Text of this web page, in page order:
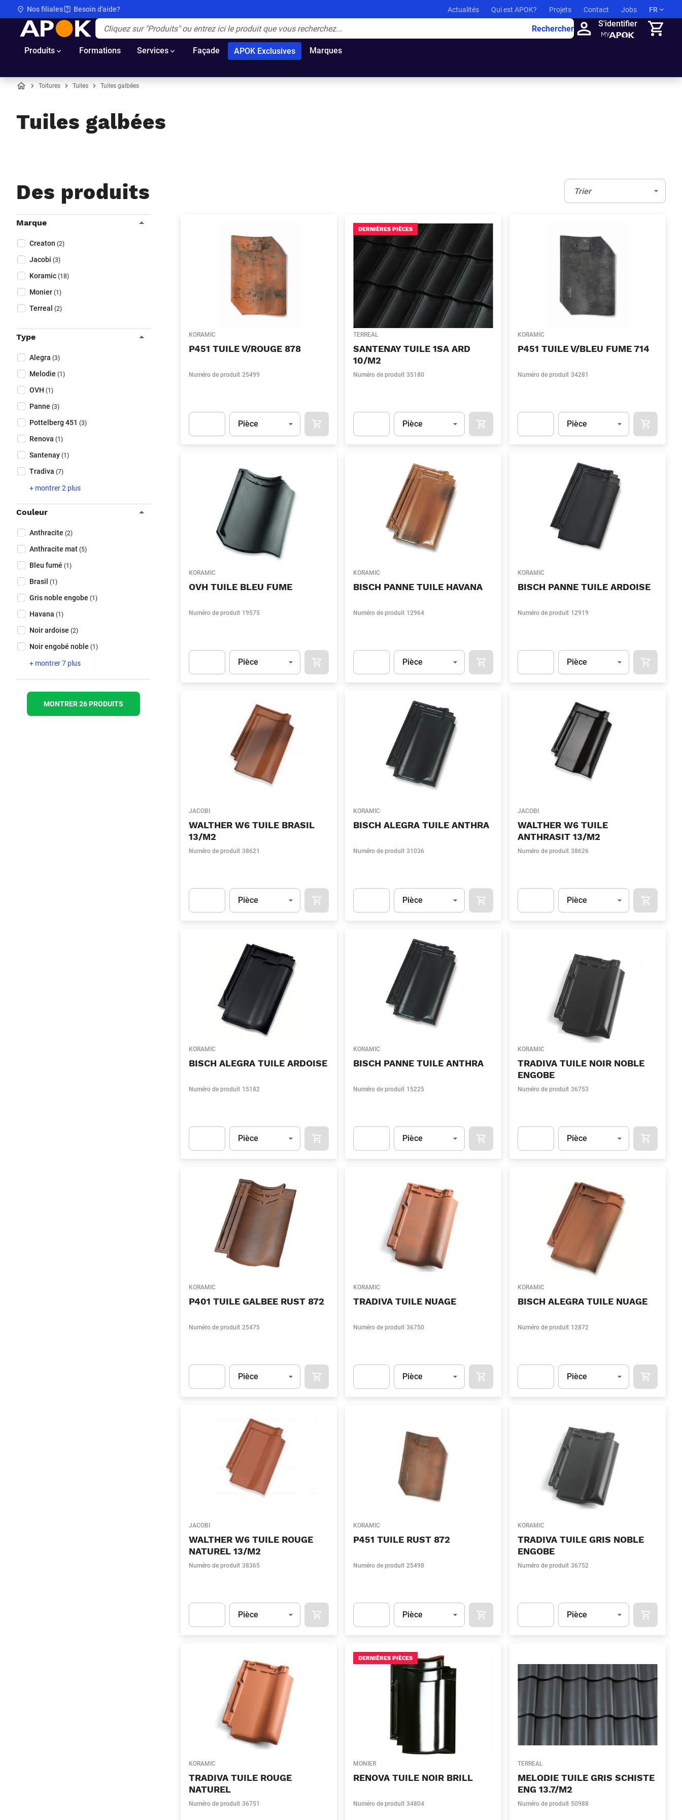
Nos filiales Besoin d'aide? Actualités Qui est APOK? Projets Contact Jobs FR
APOK Rechercher
S'identifier
Produits Formations Services Façade APOK Exclusives Marques
Toitures Tuiles Tuiles galbées
Tuiles galbées
Des produits Trier:
Trier
Filtres
Fermer filtres
Marque
Marque (Optionnel)
Creaton (2)
Jacobi (3)
Koramic (18)
Monier (1)
Terreal (2)
Type
Type (Optionnel)
Alegra (3)
Melodie (1)
OVH (1)
Panne (3)
Pottelberg 451 (3)
Renova (1)
Santenay (1)
Tradiva (7)
+ montrer 2 plus
Couleur
Couleur (Optionnel)
Anthracite (2)
Anthracite mat (5)
Bleu fumé (1)
Brasil (1)
Gris noble engobe (1)
Havana (1)
Noir ardoise (2)
Noir engobé noble (1)
+ montrer 7 plus
MONTRER 26 PRODUITS
KORAMIC
P451 TUILE V/ROUGE 878
Numéro de produit 25499
Unité
Pièce APOK.CATEGORY.PRODUCTS.CART.ADDTOCART
DERNIÈRES PIÈCES
TERREAL
SANTENAY TUILE 1SA ARD
10/M2
Numéro de produit 35180
Unité
Pièce APOK.CATEGORY.PRODUCTS.CART.ADDTOCART
KORAMIC
P451 TUILE V/BLEU FUME 714
Numéro de produit 34281
Unité
Pièce
KORAMIC
OVH TUILE BLEU FUME
Numéro de produit 19575
Unité
Pièce APOK.CATEGORY.PRODUCTS.CART.ADDTOCART
KORAMIC
BISCH PANNE TUILE HAVANA
Numéro de produit 12964
Unité
Pièce APOK.CATEGORY.PRODUCTS.CART.ADDTOCART
KORAMIC
BISCH PANNE TUILE ARDOISE
Numéro de produit 12919
Unité
Pièce
JACOBI
WALTHER W6 TUILE BRASIL
13/M2
Numéro de produit 38621
Unité
Pièce APOK.CATEGORY.PRODUCTS.CART.ADDTOCART
KORAMIC
BISCH ALEGRA TUILE ANTHRA
Numéro de produit 31036
Unité
Pièce APOK.CATEGORY.PRODUCTS.CART.ADDTOCART
JACOBI
WALTHER W6 TUILE
ANTHRASIT 13/M2
Numéro de produit 38626
Unité
Pièce
KORAMIC
BISCH ALEGRA TUILE ARDOISE
Numéro de produit 15182
Unité
Pièce APOK.CATEGORY.PRODUCTS.CART.ADDTOCART
KORAMIC
BISCH PANNE TUILE ANTHRA
Numéro de produit 15225
Unité
Pièce APOK.CATEGORY.PRODUCTS.CART.ADDTOCART
KORAMIC
TRADIVA TUILE NOIR NOBLE
ENGOBE
Numéro de produit 36753
Unité
Pièce
KORAMIC
P401 TUILE GALBEE RUST 872
Numéro de produit 25475
Unité
Pièce APOK.CATEGORY.PRODUCTS.CART.ADDTOCART
KORAMIC
TRADIVA TUILE NUAGE
Numéro de produit 36750
Unité
Pièce APOK.CATEGORY.PRODUCTS.CART.ADDTOCART
KORAMIC
BISCH ALEGRA TUILE NUAGE
Numéro de produit 12872
Unité
Pièce
JACOBI
WALTHER W6 TUILE ROUGE
NATUREL 13/M2
Numéro de produit 38365
Unité
Pièce APOK.CATEGORY.PRODUCTS.CART.ADDTOCART
KORAMIC
P451 TUILE RUST 872
Numéro de produit 25498
Unité
Pièce APOK.CATEGORY.PRODUCTS.CART.ADDTOCART
KORAMIC
TRADIVA TUILE GRIS NOBLE
ENGOBE
Numéro de produit 36752
Unité
Pièce
KORAMIC
TRADIVA TUILE ROUGE
NATUREL
Numéro de produit 36751
DERNIÈRES PIÈCES
MONIER
RENOVA TUILE NOIR BRILL
Numéro de produit 34804
TERREAL
MELODIE TUILE GRIS SCHISTE
ENG 13.7/M2
Numéro de produit 50988